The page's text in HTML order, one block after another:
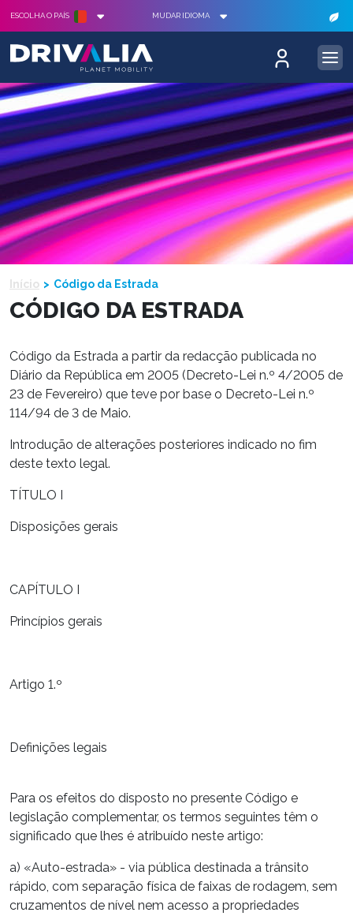
ESCOLHA O PAÍS MUDAR IDIOMA
Início Código da Estrada
CÓDIGO DA ESTRADA
Código da Estrada a partir da redacção publicada no
Diário da República em 2005 (Decreto-Lei n.º 4/2005 de
23 de Fevereiro) que teve por base o Decreto-Lei n.º
114/94 de 3 de Maio.
Introdução de alterações posteriores indicado no fim
deste texto legal.
TÍTULO I
Disposições gerais
CAPÍTULO I
Princípios gerais
Artigo 1.º
Definições legais
Para os efeitos do disposto no presente Código e
legislação complementar, os termos seguintes têm o
significado que lhes é atribuído neste artigo:
a) «Auto-estrada» - via pública destinada a trânsito
rápido, com separação física de faixas de rodagem, sem
cruzamentos de nível nem acesso a propriedades